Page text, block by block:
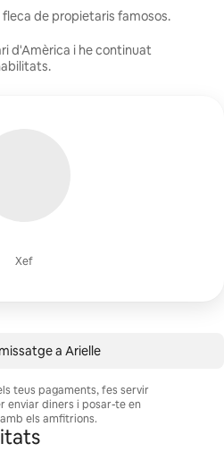
Xef
de propietaris famosos.
d'Amèrica i he continuat
a Arielle
teus pagaments, fes servir
enviar diners i posar-te en
els amfitrions.